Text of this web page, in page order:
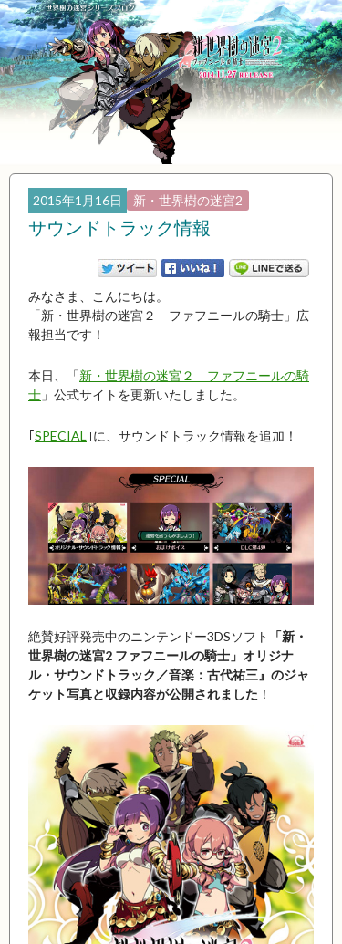
2015年1月16日 新・世界樹の迷宮2
サウンドトラック情報
みなさま、こんにちは。
「新・世界樹の迷宮２ ファフニールの騎士」広
報担当です！
本日、「新・世界樹の迷宮２ ファフニールの騎
士 」公式サイトを更新いたしました。
｢SPECIAL ｣に、サウンドトラック情報を追加！
絶賛好評発売中のニンテンドー3DSソフト
「新・
世界樹の迷宮2 ファフニールの騎士」オリジナ
ル・サウンドトラック／音楽：古代祐三』のジャ
ケット写真と収録内容が公開されました ！